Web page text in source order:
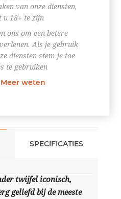
+
NU!
SPECIFICATIES
twijfel iconisch,
geliefd bij de meeste
van onze diensten,
18+ te zijn
ons om een betere
Als je gebruik
diensten stem je toe
te gebruiken
Meer weten